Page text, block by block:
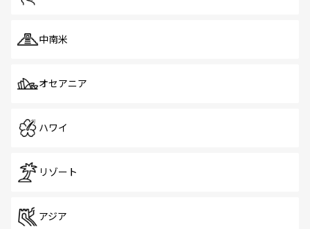
中南米
オセアニア
ハワイ
リゾート
アジア